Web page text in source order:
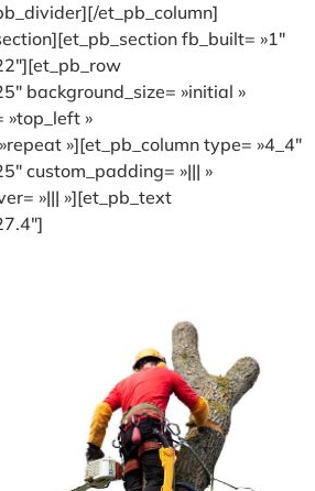
et_pb_column]
fb_built= »1″
background_size= »initial »
»top_left »
»][et_pb_column type= »4_4″
custom_padding= »||| »
»||| »][et_pb_text